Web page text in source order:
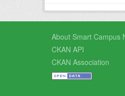
About Smart Campus
CKAN API
CKAN Association